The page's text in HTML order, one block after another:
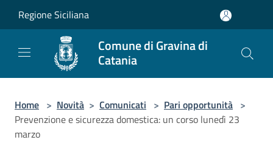
Regione Siciliana
Comune di Gravina di
Catania
Home > Novità > Comunicati > Pari opportunità >
Prevenzione e sicurezza domestica: un corso lunedì 23
marzo